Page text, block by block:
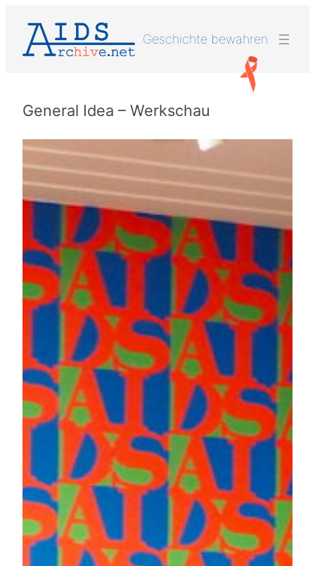
Inhalt
springen
Geschichte bewahren
General Idea – Werkschau